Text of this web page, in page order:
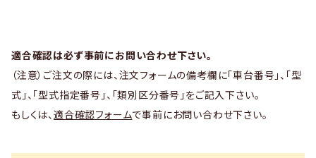
適合確認は必ず事前にお問い合わせ下さい。
（注意）ご注文の際には、注文フォームの備考欄に「車台番号」、「型
式」、「型式指定番号」、「類別区分番号」をご記入下さい。
もしくは、 適合確認フォームで事前にお問い合わせ下さい。